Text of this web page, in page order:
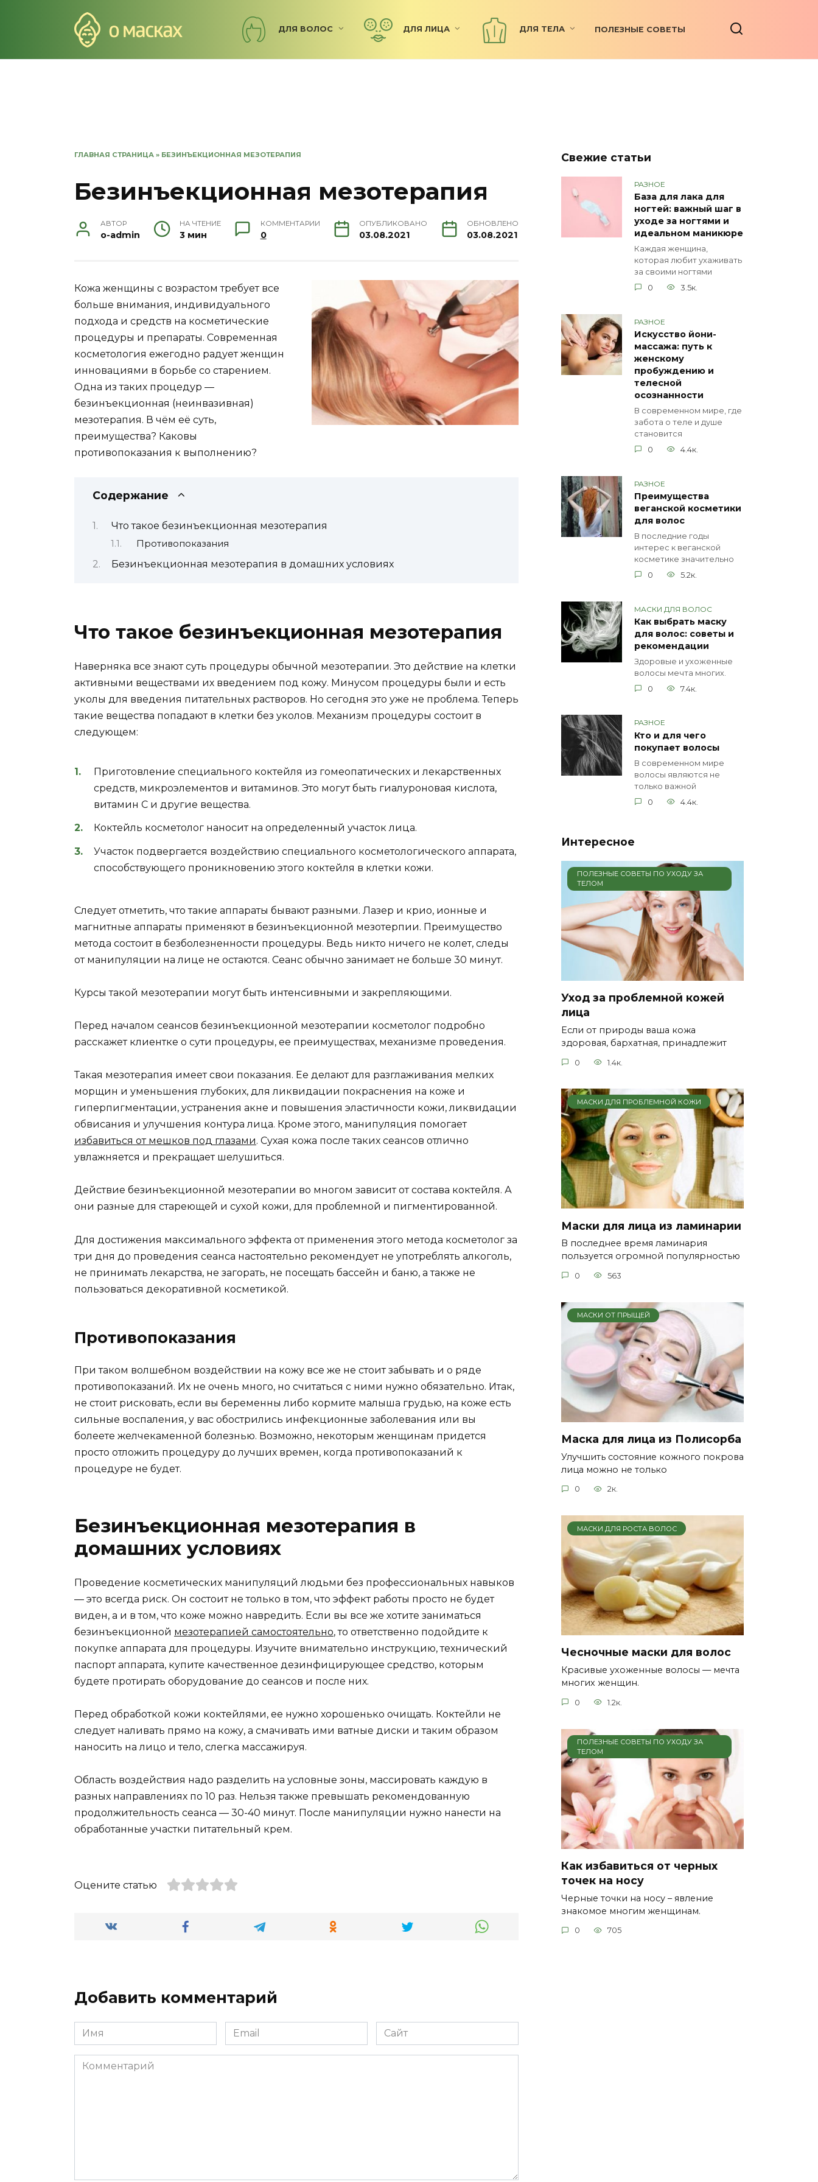
ДЛЯ ВОЛОС ДЛЯ ЛИЦА ДЛЯ ТЕЛА ПОЛЕЗНЫЕ СОВЕТЫ
ГЛАВНАЯ СТРАНИЦА » БЕЗИНЪЕКЦИОННАЯ МЕЗОТЕРАПИЯ
Безинъекционная мезотерапия
АВТОР
o-admin
НА ЧТЕНИЕ
3 мин
КОММЕНТАРИИ
0
ОПУБЛИКОВАНО
03.08.2021
ОБНОВЛЕНО
03.08.2021
Кожа женщины с возрастом требует все
больше внимания, индивидуального
подхода и средств на косметические
процедуры и препараты. Современная
косметология ежегодно радует женщин
инновациями в борьбе со старением.
Одна из таких процедур —
безинъекционная (неинвазивная)
мезотерапия. В чём её суть,
преимущества? Каковы
противопоказания к выполнению?
Содержание
Что такое безинъекционная мезотерапия
Противопоказания
Безинъекционная мезотерапия в домашних условиях
Что такое безинъекционная мезотерапия
Наверняка все знают суть процедуры обычной мезотерапии. Это действие на клетки
активными веществами их введением под кожу. Минусом процедуры были и есть
уколы для введения питательных растворов. Но сегодня это уже не проблема. Теперь
такие вещества попадают в клетки без уколов. Механизм процедуры состоит в
следующем:
Приготовление специального коктейля из гомеопатических и лекарственных
средств, микроэлементов и витаминов. Это могут быть гиалуроновая кислота,
витамин C и другие вещества.
Коктейль косметолог наносит на определенный участок лица.
Участок подвергается воздействию специального косметологического аппарата,
способствующего проникновению этого коктейля в клетки кожи.
Следует отметить, что такие аппараты бывают разными. Лазер и крио, ионные и
магнитные аппараты применяют в безинъекционной мезотерпии. Преимущество
метода состоит в безболезненности процедуры. Ведь никто ничего не колет, следы
от манипуляции на лице не остаются. Сеанс обычно занимает не больше 30 минут.
Курсы такой мезотерапии могут быть интенсивными и закрепляющими.
Перед началом сеансов безинъекционной мезотерапии косметолог подробно
расскажет клиентке о сути процедуры, ее преимуществах, механизме проведения.
Такая мезотерапия имеет свои показания. Ее делают для разглаживания мелких
морщин и уменьшения глубоких, для ликвидации покраснения на коже и
гиперпигментации, устранения акне и повышения эластичности кожи, ликвидации
обвисания и улучшения контура лица. Кроме этого, манипуляция помогает
избавиться от мешков под глазами. Сухая кожа после таких сеансов отлично
увлажняется и прекращает шелушиться.
Действие безинъекционной мезотерапии во многом зависит от состава коктейля. А
они разные для стареющей и сухой кожи, для проблемной и пигментированной.
Для достижения максимального эффекта от применения этого метода косметолог за
три дня до проведения сеанса настоятельно рекомендует не употреблять алкоголь,
не принимать лекарства, не загорать, не посещать бассейн и баню, а также не
пользоваться декоративной косметикой.
Противопоказания
При таком волшебном воздействии на кожу все же не стоит забывать и о ряде
противопоказаний. Их не очень много, но считаться с ними нужно обязательно. Итак,
не стоит рисковать, если вы беременны либо кормите малыша грудью, на коже есть
сильные воспаления, у вас обострились инфекционные заболевания или вы
болеете желчекаменной болезнью. Возможно, некоторым женщинам придется
просто отложить процедуру до лучших времен, когда противопоказаний к
процедуре не будет.
Безинъекционная мезотерапия в
домашних условиях
Проведение косметических манипуляций людьми без профессиональных навыков
— это всегда риск. Он состоит не только в том, что эффект работы просто не будет
виден, а и в том, что коже можно навредить. Если вы все же хотите заниматься
безинъекционной мезотерапией самостоятельно, то ответственно подойдите к
покупке аппарата для процедуры. Изучите внимательно инструкцию, технический
паспорт аппарата, купите качественное дезинфицирующее средство, которым
будете протирать оборудование до сеансов и после них.
Перед обработкой кожи коктейлями, ее нужно хорошенько очищать. Коктейли не
следует наливать прямо на кожу, а смачивать ими ватные диски и таким образом
наносить на лицо и тело, слегка массажируя.
Область воздействия надо разделить на условные зоны, массировать каждую в
разных направлениях по 10 раз. Нельзя также превышать рекомендованную
продолжительность сеанса — 30-40 минут. После манипуляции нужно нанести на
обработанные участки питательный крем.
Оцените статью
Добавить комментарий
Имя
*
Email
*
Сайт
Комментарий
Свежие статьи
РАЗНОЕ
База для лака для
ногтей: важный шаг в
уходе за ногтями и
идеальном маникюре
Каждая женщина,
которая любит ухаживать
за своими ногтями
0
3.5к.
РАЗНОЕ
Искусство йони-
массажа: путь к
женскому
пробуждению и
телесной
осознанности
В современном мире, где
забота о теле и душе
становится
0
4.4к.
РАЗНОЕ
Преимущества
веганской косметики
для волос
В последние годы
интерес к веганской
косметике значительно
0
5.2к.
МАСКИ ДЛЯ ВОЛОС
Как выбрать маску
для волос: советы и
рекомендации
Здоровые и ухоженные
волосы мечта многих.
0
7.4к.
РАЗНОЕ
Кто и для чего
покупает волосы
В современном мире
волосы являются не
только важной
0
4.4к.
Интересное
ПОЛЕЗНЫЕ СОВЕТЫ ПО УХОДУ ЗА
ТЕЛОМ
Уход за проблемной кожей
лица
Если от природы ваша кожа
здоровая, бархатная, принадлежит
0 1.4к.
МАСКИ ДЛЯ ПРОБЛЕМНОЙ КОЖИ
Маски для лица из ламинарии
В последнее время ламинария
пользуется огромной популярностью
0 563
МАСКИ ОТ ПРЫЩЕЙ
Маска для лица из Полисорба
Улучшить состояние кожного покрова
лица можно не только
0 2к.
МАСКИ ДЛЯ РОСТА ВОЛОС
Чесночные маски для волос
Красивые ухоженные волосы — мечта
многих женщин.
0 1.2к.
ПОЛЕЗНЫЕ СОВЕТЫ ПО УХОДУ ЗА
ТЕЛОМ
Как избавиться от черных
точек на носу
Черные точки на носу – явление
знакомое многим женщинам.
0 705